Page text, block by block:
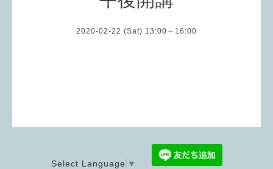
2020-02-22 (Sat) 13:00～16:00
Select Language ▼